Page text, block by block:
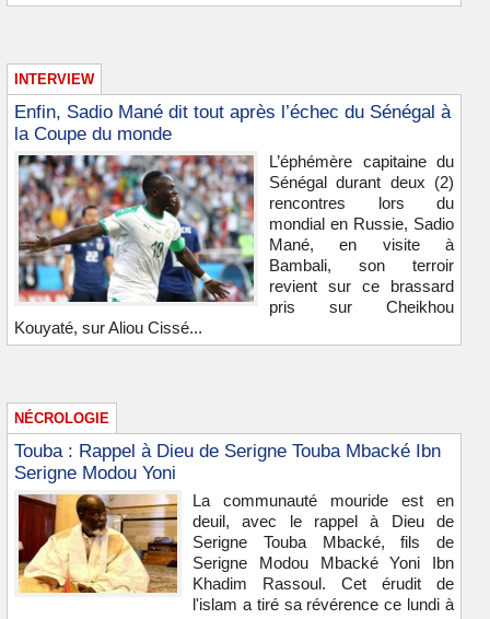
INTERVIEW
Enfin, Sadio Mané dit tout après l’échec du Sénégal à
la Coupe du monde
L’éphémère capitaine du
Sénégal durant deux (2)
rencontres lors du
mondial en Russie, Sadio
Mané, en visite à
Bambali, son terroir
revient sur ce brassard
pris sur Cheikhou
Kouyaté, sur Aliou Cissé...
NÉCROLOGIE
Touba : Rappel à Dieu de Serigne Touba Mbacké Ibn
Serigne Modou Yoni
La communauté mouride est en
deuil, avec le rappel à Dieu de
Serigne Touba Mbacké, fils de
Serigne Modou Mbacké Yoni Ibn
Khadim Rassoul. Cet érudit de
l'islam a tiré sa révérence ce lundi à